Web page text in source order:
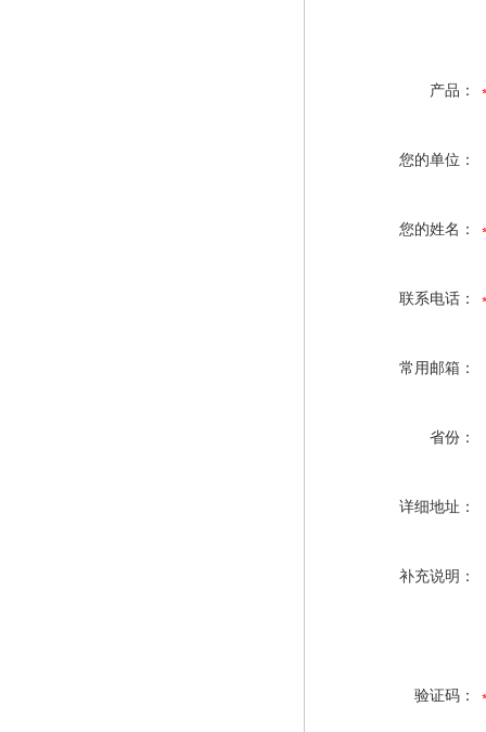
产品：
您的单位：
您的姓名：
联系电话：
常用邮箱：
省份：
详细地址：
补充说明：
验证码：